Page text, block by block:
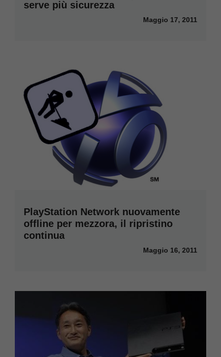
serve più sicurezza
Maggio 17, 2011
PlayStation Network nuovamente
offline per mezzora, il ripristino
continua
Maggio 16, 2011